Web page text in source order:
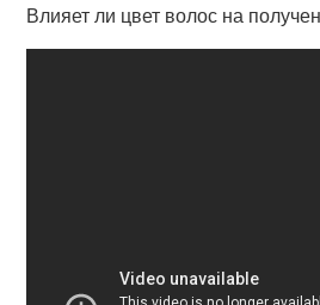
Влияет ли цвет волос на